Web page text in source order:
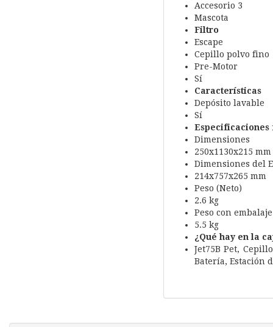
Accesorio 3
Mascota
Filtro
Escape
Cepillo polvo fino
Pre-Motor
Sí
Características
Depósito lavable
Sí
Especificaciones
Dimensiones
250x1130x215 mm
Dimensiones del
214x757x265 mm
Peso (Neto)
2.6 kg
Peso con embalaje
5.5 kg
¿Qué hay en la
Jet75B Pet,
Batería, Estación